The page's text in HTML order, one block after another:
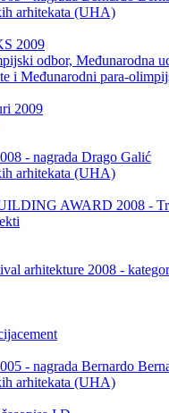
arhitekata (UHA)
2009
odbor, Međunarodna
i Međunarodni para-
2009
- nagrada Drago Galić
arhitekata (UHA)
AWARD 2008 -
arhitekture 2008 -
- nagrada Bernardo
arhitekata (UHA)